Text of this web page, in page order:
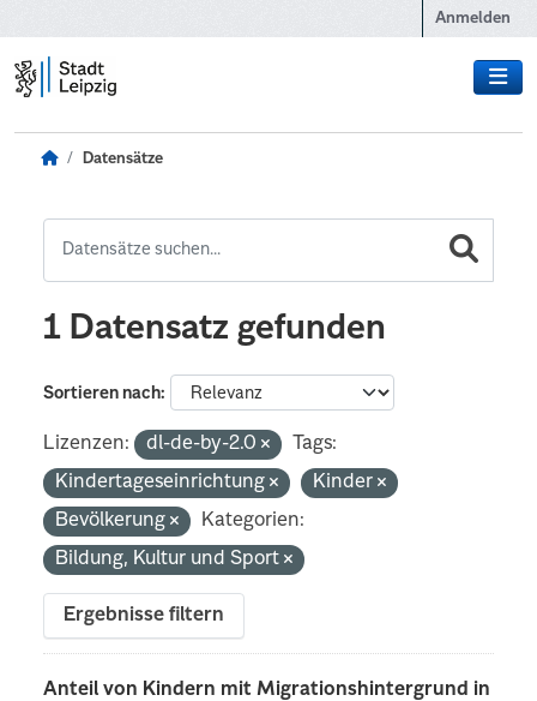
Anmelden
Datensätze
1 Datensatz gefunden
Sortieren nach
Lizenzen: dl-de-by-2.0
Tags:
Kindertageseinrichtung
Kinder
Bevölkerung
Kategorien:
Bildung, Kultur und Sport
Ergebnisse filtern
Anteil von Kindern mit Migrationshintergrund in